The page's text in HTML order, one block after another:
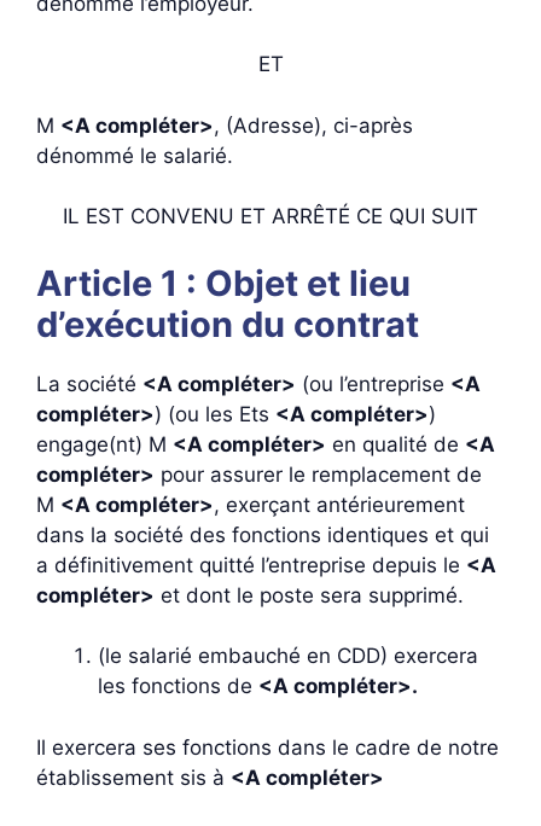
ET
M <A compléter>, (Adresse), ci-après
dénommé le salarié.
IL EST CONVENU ET ARRÊTÉ CE QUI SUIT
Article 1 : Objet et lieu
d’exécution du contrat
La société <A compléter> (ou l’entreprise <A
compléter>) (ou les Ets <A compléter>)
engage(nt) M <A compléter> en qualité de <A
compléter> pour assurer le remplacement de
M <A compléter>, exerçant antérieurement
dans la société des fonctions identiques et qui
a définitivement quitté l’entreprise depuis le <A
compléter> et dont le poste sera supprimé.
(le salarié embauché en CDD) exercera
les fonctions de <A compléter>.
Il exercera ses fonctions dans le cadre de notre
établissement sis à <A compléter>